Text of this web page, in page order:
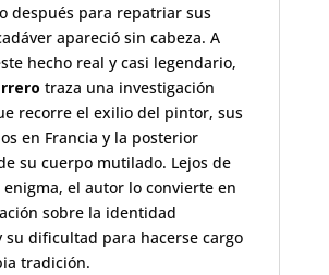
después para repatriar sus
apareció sin cabeza. A
hecho real y casi legendario,
traza una investigación
recorre el exilio del pintor, sus
en Francia y la posterior
su cuerpo mutilado. Lejos de
enigma, el autor lo convierte en
sobre la identidad
su dificultad para hacerse cargo
tradición.